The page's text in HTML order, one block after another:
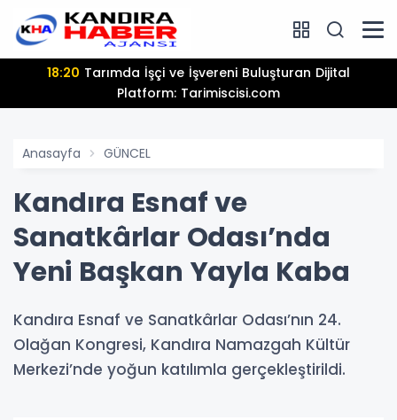
18:20
Platform: Tarimiscisi.com
Anasayfa GÜNCEL
Kandıra Esnaf ve
Sanatkârlar Odası’nda
Yeni Başkan Yayla Kaba
Kandıra Esnaf ve Sanatkârlar Odası’nın 24.
Olağan Kongresi, Kandıra Namazgah Kültür
Merkezi’nde yoğun katılımla gerçekleştirildi.